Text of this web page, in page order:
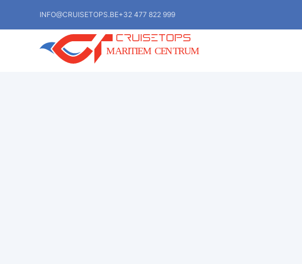
INFO@CRUISETOPS.BE+32 477 822 999